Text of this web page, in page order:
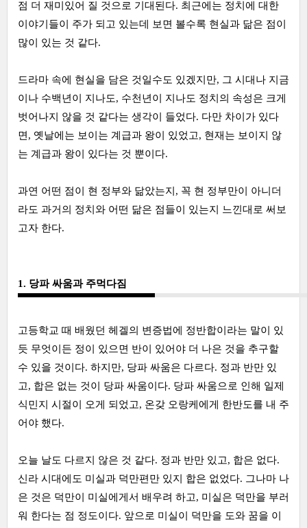
점 더 재미있어 질 것으로 기대된다. 최근에는 정치에 대한
이야기들이 주가 되고 있는데 보면 볼수록 현실과 닮은 점이
많이 있는 것 같다.
드라마 속에 현실을 담은 것일수도 있겠지만, 그 시대나 지금
이나 수백년이 지나도, 수천년이 지나도 정치의 속성은 크게
벗어나지 않을 것 같다는 생각이 들었다. 다만 차이가 있다
면, 옛날에는 보이는 계급과 왕이 있었고, 현재는 보이지 않
는 계급과 왕이 있다는 것 뿐이다.
과연 어떤 점이 현 정부와 닮았는지, 꼭 현 정부만이 아니더
라도 과거의 정치와 어떤 닮은 점들이 있는지 느낀대로 써보
고자 한다.
1. 당파 싸움과 주먹다짐
고등학교 때 배웠던 헤겔의 변증법에 정반합이라는 말이 있
듯 무엇이든 정이 있으면 반이 있어야 더 나은 것을 추구할
수 있을 것이다. 하지만, 당파 싸움은 다르다. 정과 반만 있
고, 합은 없는 것이 당파 싸움이다. 당파 싸움으로 인해 일제
식민지 시절이 오게 되었고, 온갖 오랑케에게 한반도를 내 주
어야 했다.
오늘 날도 다르지 않은 것 같다. 정과 반만 있고, 합은 없다.
신라 시대에도 미실과 덕만편만 있지 합은 없었다. 그나마 나
은 것은 덕만이 미실에게서 배우려 하고, 미실은 덕만을 부러
워 한다는 점 정도이다. 앞으로 미실이 덕만을 도와 꿈을 이